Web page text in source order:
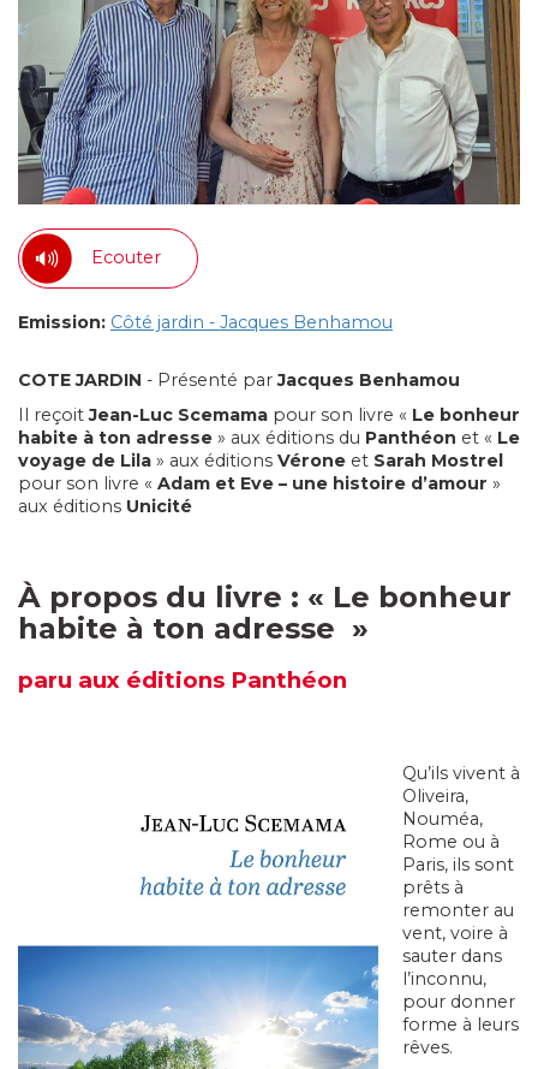
Ecouter
Emission: Côté jardin - Jacques Benhamou
COTE JARDIN - Présenté parJacques Benhamou
Il reçoitJean-Luc Scemama pour son livre « Le bonheur
habite à ton adresse » aux éditions du Panthéon et « Le
voyage de Lila » aux éditions Vérone et Sarah Mostrel
pour son livre « Adam et Eve – une histoire d’amour »
aux éditions Unicité
À propos du livre : « Le bonheur
habite à ton adresse »
paru aux éditions Panthéon
Qu’ils vivent à
Oliveira,
Nouméa,
Rome ou à
Paris, ils sont
prêts à
remonter au
vent, voire à
sauter dans
l’inconnu,
pour donner
forme à leurs
rêves.